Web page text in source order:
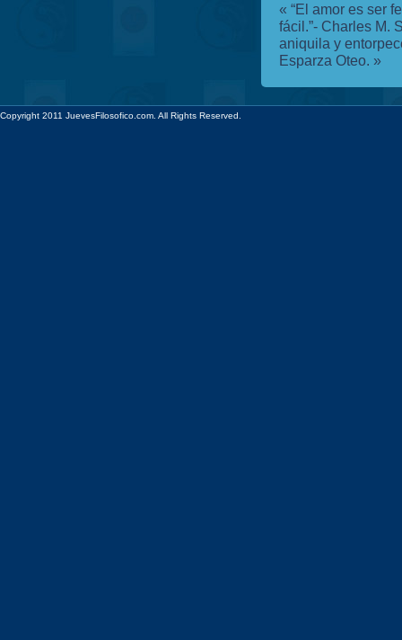
« “El amor es ser
fácil.”- Charles M.
aniquila y
Esparza Oteo. »
Copyright 2011 JuevesFilosofico.com. All Rights Reserved.